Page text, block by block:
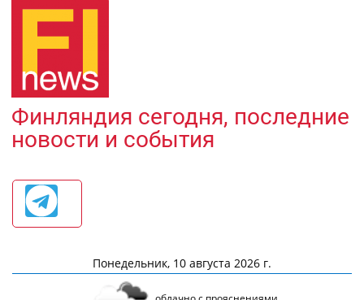
Финляндия сегодня, последние
новости и события
Понедельник, 10 августа 2026 г.